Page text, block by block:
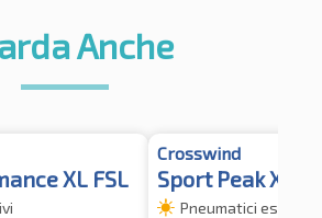
Anche
XL FSL
Crosswind
Sport Peak XL
Pneumatici estivi